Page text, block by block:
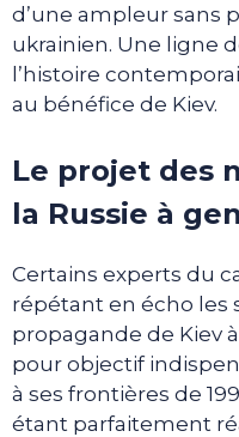
d’une ampleur sans
ukrainien. Une ligne
l’histoire
au bénéfice de Kiev.
Le projet des
la Russie à
Certains experts du
répétant en écho les
propagande de Kiev
pour objectif
à ses frontières de
étant parfaitement